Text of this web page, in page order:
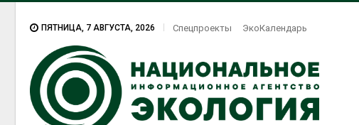
ПЯТНИЦА, 7 АВГУСТА, 2026 Спецпроекты ЭкоКалендарь